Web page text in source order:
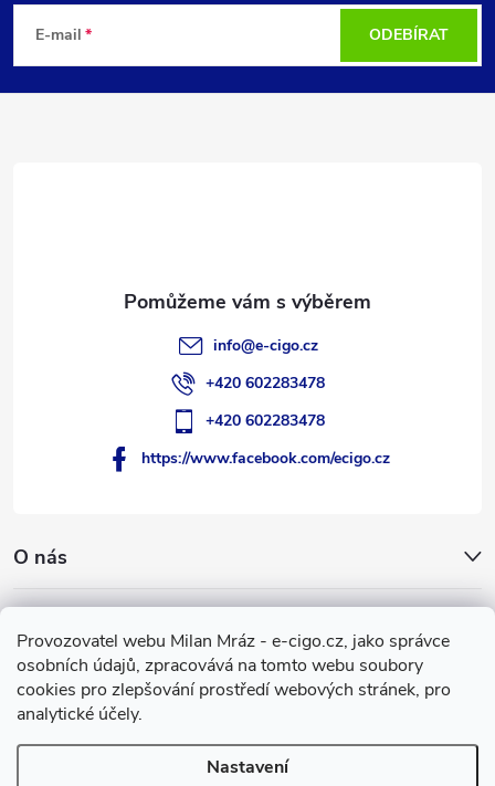
Provozovatel webu Milan Mráz - e-cigo.cz, jako správce
osobních údajů, zpracovává na tomto webu soubory
cookies pro zlepšování prostředí webových stránek, pro
analytické účely.
Nastavení
p
E-mail ODEBÍRAT
O nás
Facebook
info@e-cigo.cz
+420 602283478
+420 602283478
https://www.facebook.com/ecigo.cz